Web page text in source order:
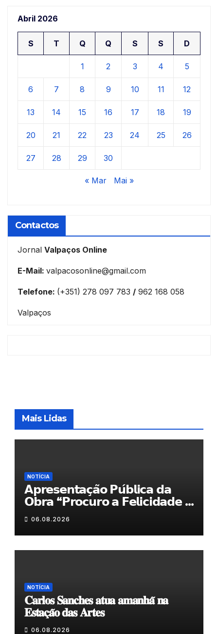
Abril 2026
S T Q Q S S D
1 2 3 4 5
6 7 8 9 10 11 12
13 14 15 16 17 18 19
20 21 22 23 24 25 26
27 28 29 30
« Mar Mai »
Contactos
Jornal Valpaços Online
E-Mail: valpacosonline@gmail.com
Telefone: (+351) 278 097 783 / 962 168 058
Valpaços
Mais Lidas
NOTÍCIA
𝗔𝗽𝗿𝗲𝘀𝗲𝗻𝘁𝗮𝗰̧𝗮̃𝗼 𝗣𝘂́𝗯𝗹𝗶𝗰𝗮 𝗱𝗮
𝗢𝗯𝗿𝗮 “𝗣𝗿𝗼𝗰𝘂𝗿𝗼 𝗮 𝗙𝗲𝗹𝗶𝗰𝗶𝗱𝗮𝗱𝗲 𝗲
𝗲𝗹𝗮 𝗺𝗼𝗿𝗮 𝗰𝗼𝗺𝗶𝗴𝗼”
06.08.2026
NOTÍCIA
𝐂𝐚𝐫𝐥𝐨𝐬 𝐒𝐚𝐧𝐜𝐡𝐞𝐬 𝐚𝐭𝐮𝐚 𝐚𝐦𝐚𝐧𝐡𝐚̃ 𝐧𝐚
𝐄𝐬𝐭𝐚𝐜̧𝐚̃𝐨 𝐝𝐚𝐬 𝐀𝐫𝐭𝐞𝐬
06.08.2026